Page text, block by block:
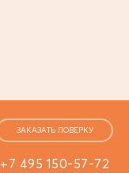
+7 495 150-57-72
ЗАКАЗАТЬ ПОВЕРКУ